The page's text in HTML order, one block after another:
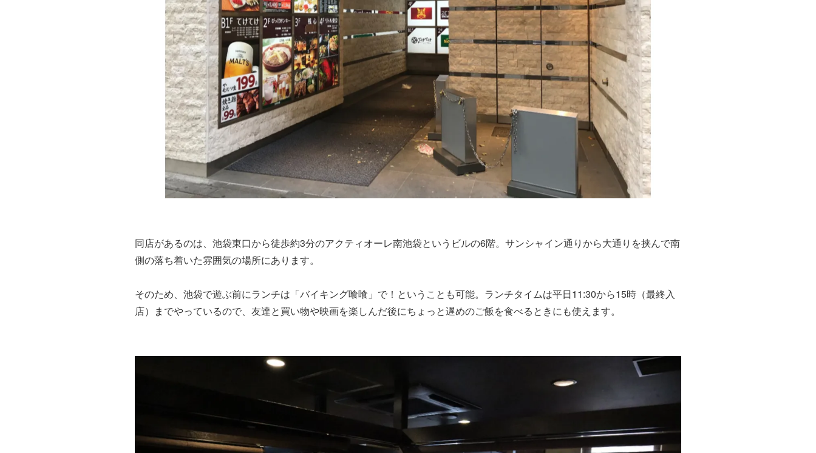
同店があるのは、池袋東口から徒歩約3分のアクティオーレ南池袋というビルの6階。サンシャイン通りから大通りを挟んで南
側の落ち着いた雰囲気の場所にあります。
そのため、池袋で遊ぶ前にランチは「バイキング喰喰」で！ということも可能。ランチタイムは平日11:30から15時（最終入
店）までやっているので、友達と買い物や映画を楽しんだ後にちょっと遅めのご飯を食べるときにも使えます。